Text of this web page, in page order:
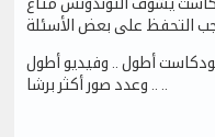
بالبودكاست يشوف التوندونس متاع
أطول .. وفيديو أطول
.. وعدد صور أكثر برشا ..